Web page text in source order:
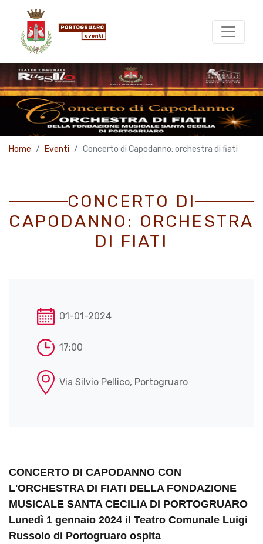
Home Eventi Concerto di Capodanno: orchestra di fiati
CONCERTO DI
CAPODANNO: ORCHESTRA
DI FIATI
01-01-2024
17:00
Via Silvio Pellico, Portogruaro
CONCERTO DI CAPODANNO CON
L'ORCHESTRA DI FIATI DELLA FONDAZIONE
MUSICALE SANTA CECILIA DI PORTOGRUARO
Lunedì 1 gennaio 2024 il Teatro Comunale Luigi
Russolo di Portogruaro ospita